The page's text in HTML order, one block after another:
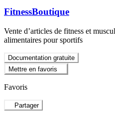
FitnessBoutique
Vente d’articles de fitness et
alimentaires pour sportifs
Documentation gratuite
Mettre en favoris
Favoris
Partager